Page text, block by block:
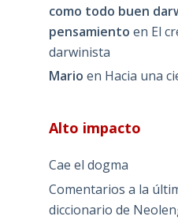
como todo buen
pensamiento en El
darwinista
Mario en Hacia una
Alto impacto
Cae el dogma
Comentarios a la
diccionario de